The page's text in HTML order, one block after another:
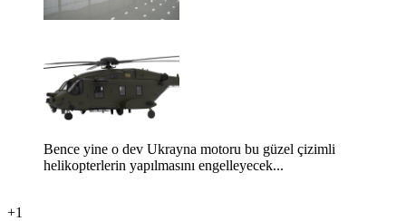
Bence yine o dev Ukrayna motoru bu güzel çizimli
helikopterlerin yapılmasını engelleyecek...
+1